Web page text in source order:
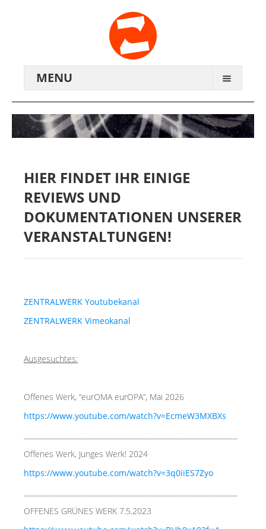
MENU
ARCHIV
WIR ÜBER UNS
ANREISE
KONTAKTE
ZENTRALWERK E.V.
GENOSSENSCHAFT
WE ARE MEMBERS OF TRANS EUROPE HALLES
VERMIETUNG
UNTERSTÜTZEN
HIER FINDET IHR EINIGE
REVIEWS UND
DOKUMENTATIONEN UNSERER
VERANSTALTUNGEN!
ZENTRALWERK Youtubekanal
ZENTRALWERK Vimeokanal
Ausgesuchtes:
Offenes Werk, “eurOMA eurOPA”, Mai 2026
https://www.youtube.com/watch?v=EcmeW3MXBXs
Offenes Werk, Junges Werk! 2024
https://www.youtube.com/watch?v=3q0iiES7Zyo
OFFENES GRÜNES WERK 7.5.2023